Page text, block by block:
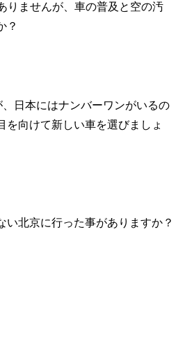
りませんが、車の普及と空の汚
？
日本にはナンバーワンがいるの
を向けて新しい車を選びましょ
い北京に行った事がありますか？